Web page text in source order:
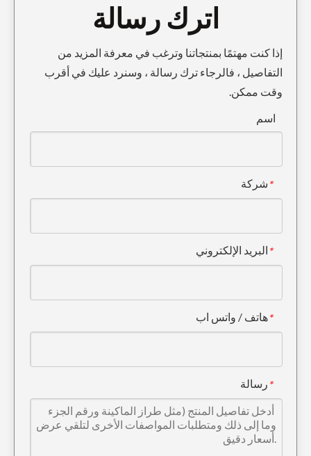
اترك رسالة
إذا كنت مهتمًا بمنتجاتنا وترغب في معرفة المزيد من
التفاصيل ، فالرجاء ترك رسالة ، وسنرد عليك في أقرب
وقت ممكن.
اسم
* شركة
* البريد الإلكتروني
*هاتف / واتس اب
* رسالة